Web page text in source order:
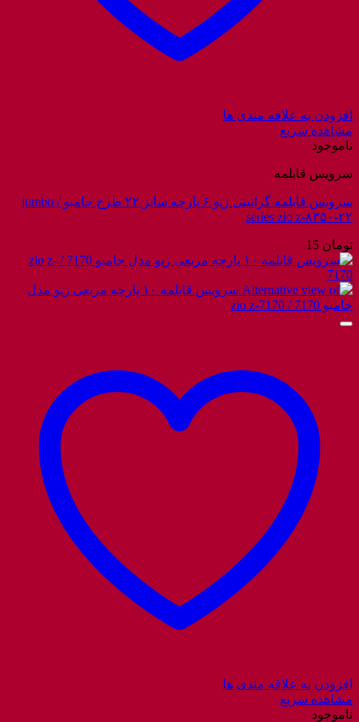
افزودن به علاقه مندی ها
مشاهده سریع
ناموجود
سرویس قابلمه
سرویس قابلمه گرانیتی زیو ۶ پارچه سایز ۲۲ طرح جامبو / jumbo
series zio z-۸۳۵۰-۲۲
تومان
افزودن به علاقه مندی ها
مشاهده سریع
ناموجود